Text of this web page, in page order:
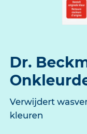
Dr.
Verwijdert
kleuren